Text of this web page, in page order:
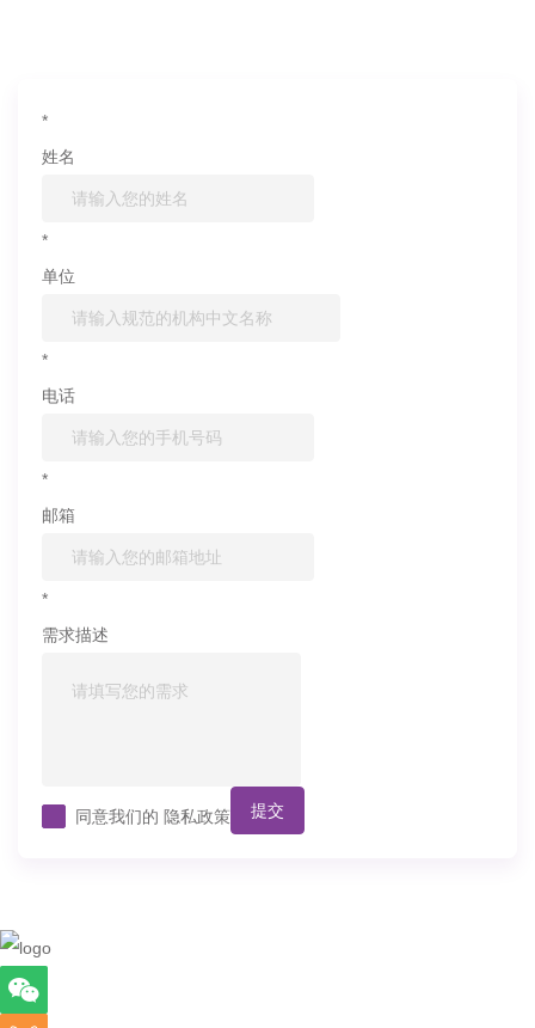
*
姓名
*
单位
*
电话
*
邮箱
*
需求描述
同意我们的 隐私政策 提交